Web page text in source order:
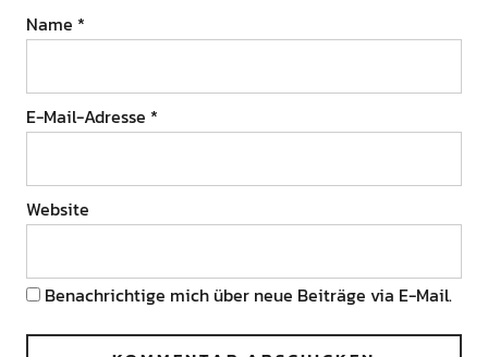
Name *
E-Mail-Adresse *
Website
Benachrichtige mich über neue Beiträge via E-Mail.